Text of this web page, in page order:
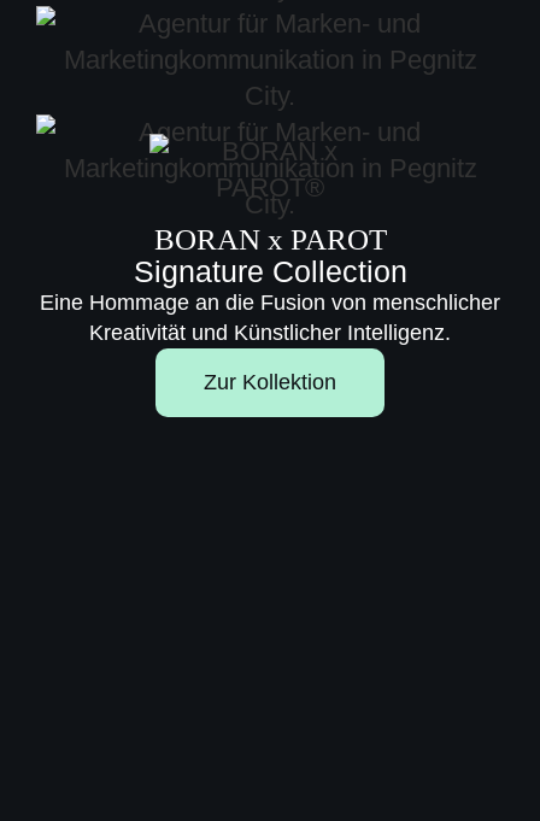
BORAN x PAROT
Signature Collection
Eine Hommage an die Fusion von menschlicher
Kreativität und Künstlicher Intelligenz.
Zur Kollektion